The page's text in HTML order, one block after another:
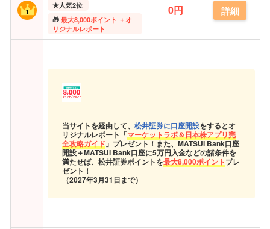
★人気2位
最大8,000ポイント ＋オ
リジナルレポート
0円 詳細
当サイトを経由して、 松井証券に口座開設をするとオ
リジナルレポート「マーケットラボ＆日本株アプリ完
全攻略ガイド 」プレゼント！また、MATSUI Bank口座
開設＋MATSUI Bank口座に5万円入金などの諸条件を
満たせば、松井証券ポイントを最大8,000ポイントプレ
ゼント！
（2027年3月31日まで）